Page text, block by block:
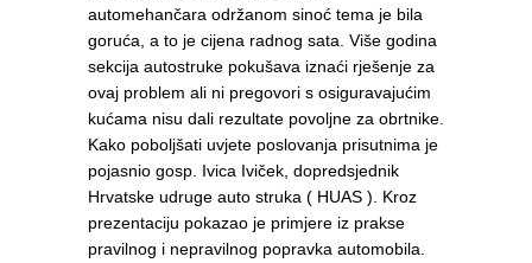
automehančara održanom sinoć tema je bila
goruća, a to je cijena radnog sata. Više godina
sekcija autostruke pokušava iznaći rješenje za
ovaj problem ali ni pregovori s osiguravajućim
kućama nisu dali rezultate povoljne za obrtnike.
Kako poboljšati uvjete poslovanja prisutnima je
pojasnio gosp. Ivica Iviček, dopredsjednik
Hrvatske udruge auto struka ( HUAS ). Kroz
prezentaciju pokazao je primjere iz prakse
pravilnog i nepravilnog popravka automobila.